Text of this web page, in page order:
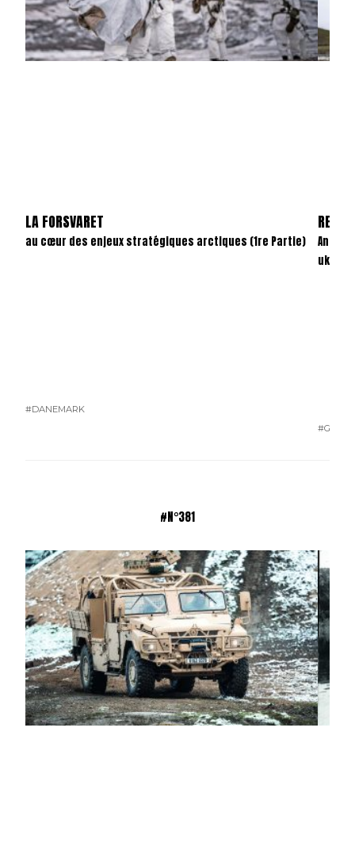
LA FORSVARET
au cœur des enjeux stratégiques arctiques (1re Partie)
#DANEMARK
#N°381